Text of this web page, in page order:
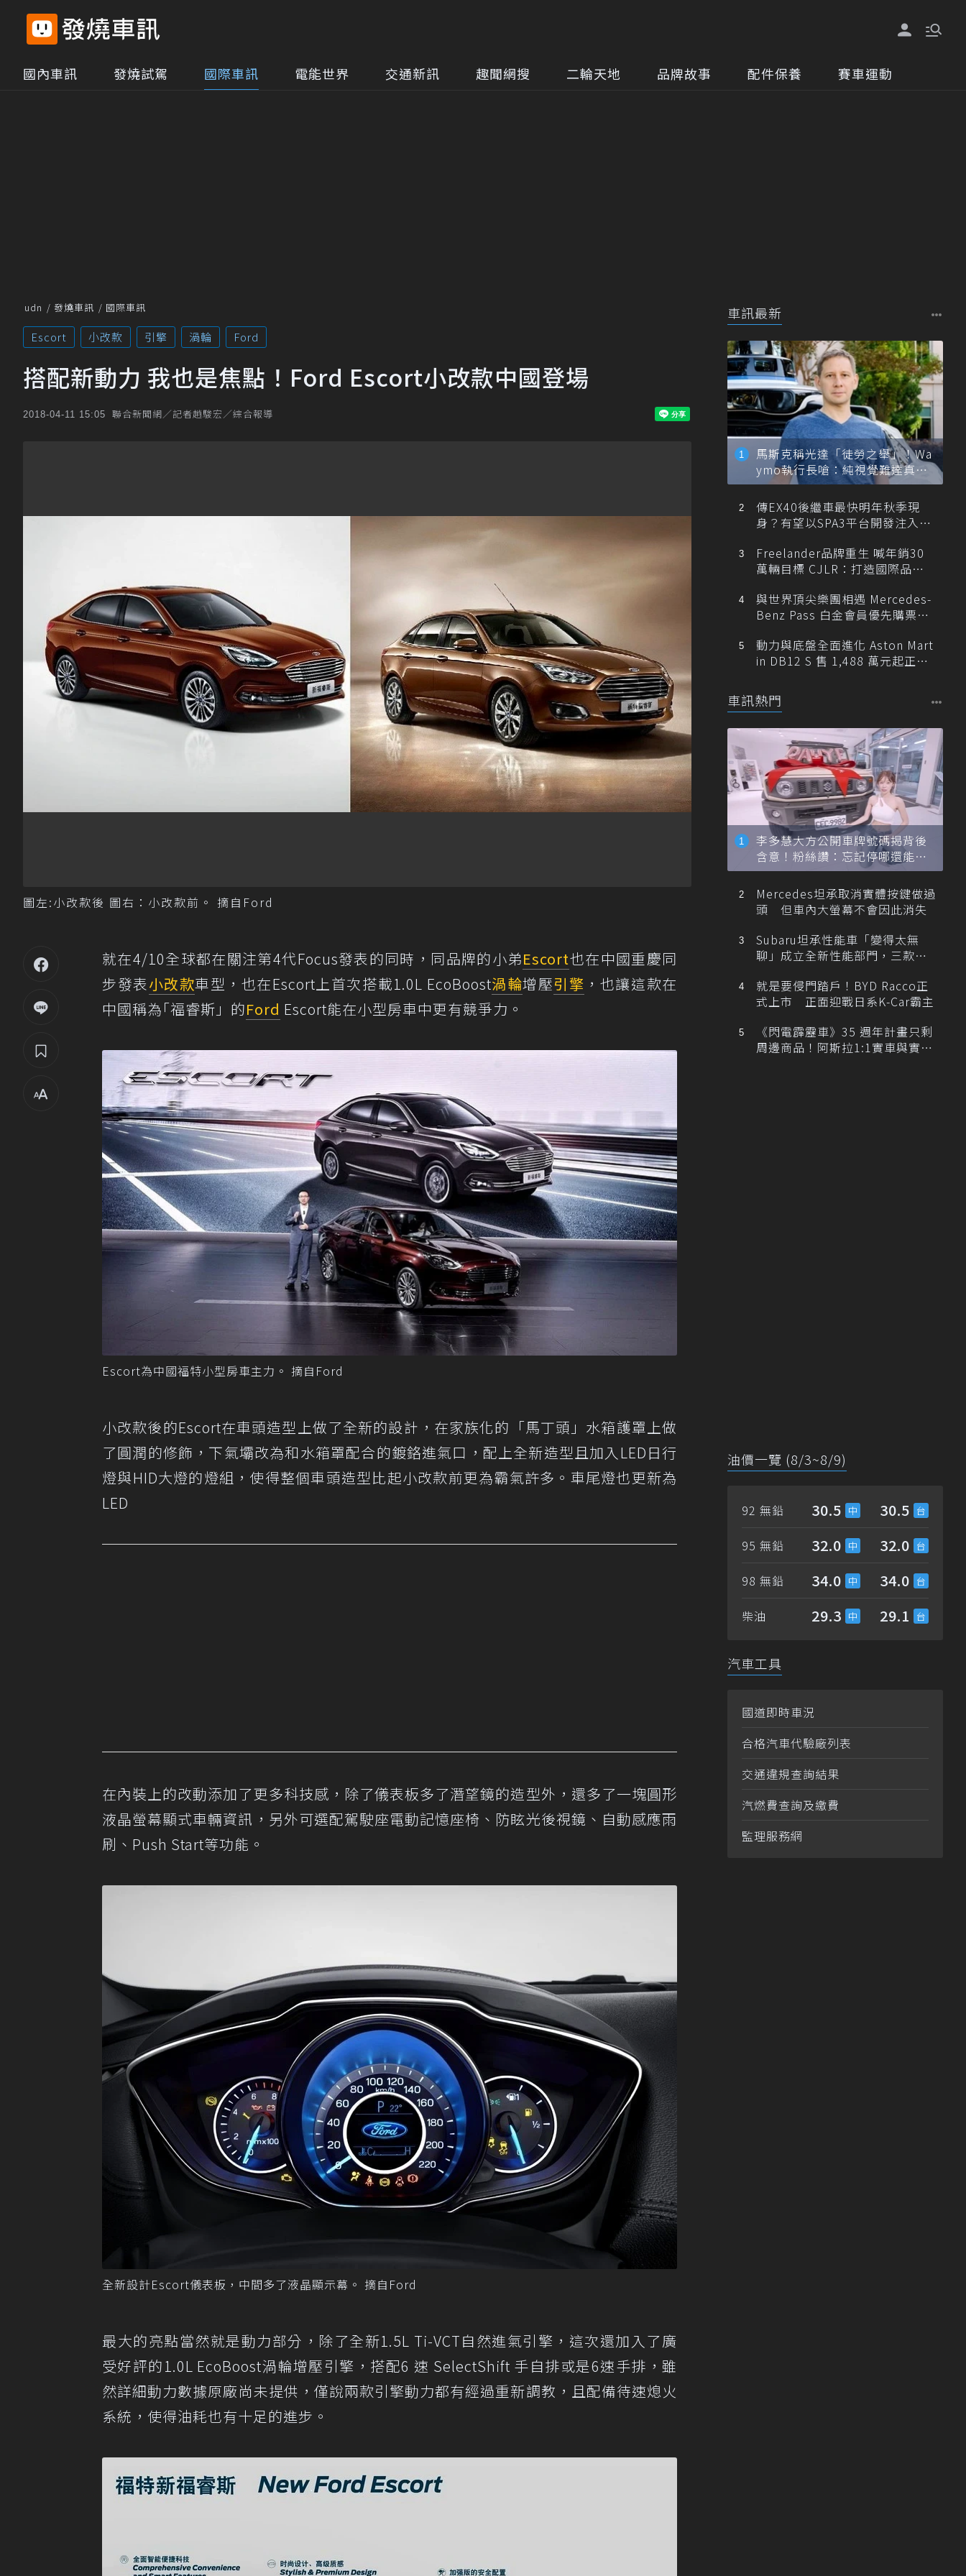
國內車訊 發燒試駕 國際車訊 電能世界 交通新訊 趣聞網搜 二輪天地 品牌故事 配件保養 賽車運動
udn 發燒車訊 國際車訊
Escort 小改款 引擎 渦輪 Ford
搭配新動力 我也是焦點！Ford Escort小改款中國登場
2018-04-11 15:05 聯合新聞網／記者趙駿宏／綜合報導
圖左:小改款後 圖右：小改款前。 摘自Ford
就在4/10全球都在關注第4代Focus發表的同時，同品牌的小弟Escort也在中國重慶同
步發表小改款車型，也在Escort上首次搭載1.0L EcoBoost渦輪增壓引擎 ，也讓這款在
中國稱為｢福睿斯」的Ford Escort能在小型房車中更有競爭力。
Escort為中國福特小型房車主力。 摘自Ford
小改款後的Escort在車頭造型上做了全新的設計，在家族化的「馬丁頭」水箱護罩上做
了圓潤的修飾，下氣壩改為和水箱罩配合的鍍鉻進氣口，配上全新造型且加入LED日行
燈與HID大燈的燈組，使得整個車頭造型比起小改款前更為霸氣許多。車尾燈也更新為
LED
在內裝上的改動添加了更多科技感，除了儀表板多了潛望鏡的造型外，還多了一塊圓形
液晶螢幕顯式車輛資訊，另外可選配駕駛座電動記憶座椅、防眩光後視鏡、自動感應雨
刷、Push Start等功能。
全新設計Escort儀表板，中間多了液晶顯示幕。 摘自Ford
最大的亮點當然就是動力部分，除了全新1.5L Ti-VCT自然進氣引擎，這次還加入了廣
受好評的1.0L EcoBoost渦輪增壓引擎，搭配6 速 SelectShift 手自排或是6速手排，雖
然詳細動力數據原廠尚未提供，僅說兩款引擎動力都有經過重新調教，且配備待速熄火
系統，使得油耗也有十足的進步。
車訊最新
馬斯克稱光達「徒勞之舉」！Wa
ymo執行長嗆：純視覺難達真正
自動駕駛
傳EX40後繼車最快明年秋季現
身？有望以SPA3平台開發注入80
Freelander品牌重生 喊年銷30
萬輛目標 CJLR：打造國際品牌
與世界頂尖樂團相遇 Mercedes-
Benz Pass 白金會員優先購票維
動力與底盤全面進化 Aston Mart
in DB12 S 售 1,488 萬元起正式
車訊熱門
李多慧大方公開車牌號碼揭背後
含意！粉絲讚：忘記停哪還能幫
忙找車
Mercedes坦承取消實體按鍵做過
頭 但車內大螢幕不會因此消失
Subaru坦承性能車「變得太無
聊」成立全新性能部門，三款手
就是要侵門踏戶！BYD Racco正
式上市 正面迎戰日系K-Car霸主
《閃電霹靂車》35 週年計畫只剩
周邊商品！阿斯拉1:1實車與實體
油價一覽 (8/3~8/9)
92 無鉛 30.5 30.5
95 無鉛 32.0 32.0
98 無鉛 34.0 34.0
柴油 29.3 29.1
汽車工具
國道即時車況
合格汽車代驗廠列表
交通違規查詢結果
汽燃費查詢及繳費
監理服務網